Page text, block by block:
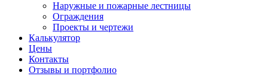
Наружные и пожарные лестницы
Ограждения
Проекты и чертежи
Калькулятор
Цены
Контакты
Отзывы и портфолио